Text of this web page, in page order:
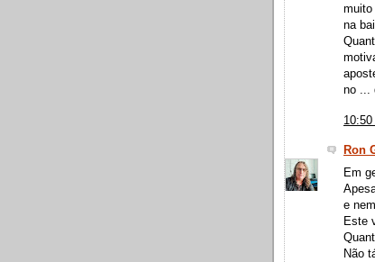
muito
na
no ...
10:50
Ron
Em
e
Este
Não